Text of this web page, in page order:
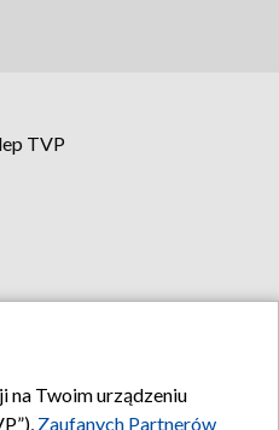
TVP
na Twoim urządzeniu
Zaufanych Partnerów